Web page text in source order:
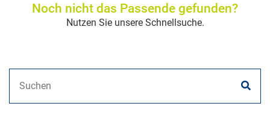
Noch nicht das Passende gefunden?
Nutzen Sie unsere Schnellsuche.